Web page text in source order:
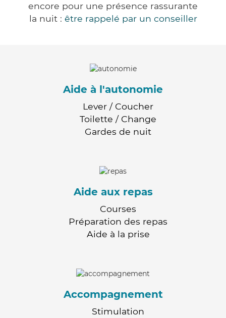
encore pour une présence rassurante
la nuit : être rappelé par un conseiller
Aide à l'autonomie
Lever / Coucher
Toilette / Change
Gardes de nuit
Aide aux repas
Courses
Préparation des repas
Aide à la prise
Accompagnement
Stimulation